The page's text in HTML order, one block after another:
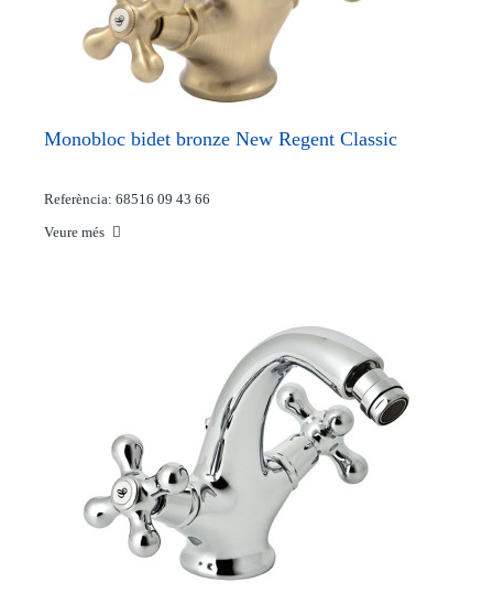
Monobloc bidet bronze New Regent Classic
Referència: 68516 09 43 66
Veure més